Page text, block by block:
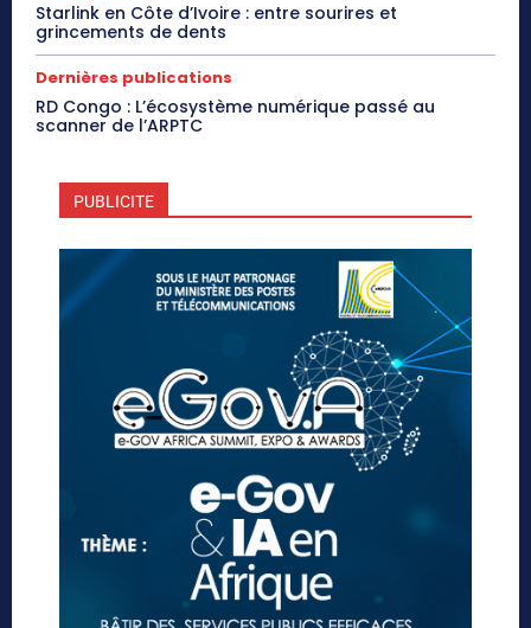
Starlink en Côte d’Ivoire : entre sourires et
grincements de dents
Dernières publications
RD Congo : L’écosystème numérique passé au
scanner de l’ARPTC
PUBLICITE